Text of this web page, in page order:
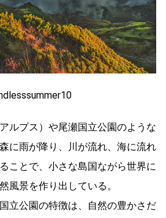
ルプス）や尾瀬国立公園のような
に雨が降り、川が流れ、海に流れ
ことで、小さな島国ながら世界に
風景を作り出している。
立公園の特徴は、自然の豊かさだ